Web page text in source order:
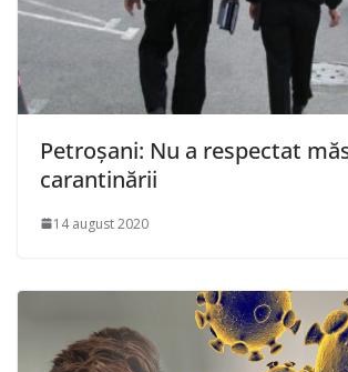
Petroşani: Nu a respectat
carantinării
14 august 2020